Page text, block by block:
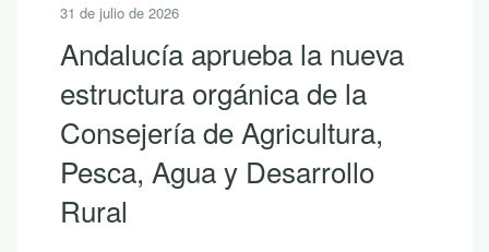
aprueba la nueva
orgánica de la
de Agricultura,
y Desarrollo
10